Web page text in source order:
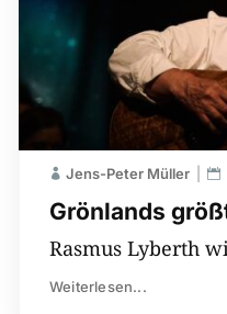
Grönlands
Jens-Peter Müller
Rasmus Lyberth
Weiterlesen...